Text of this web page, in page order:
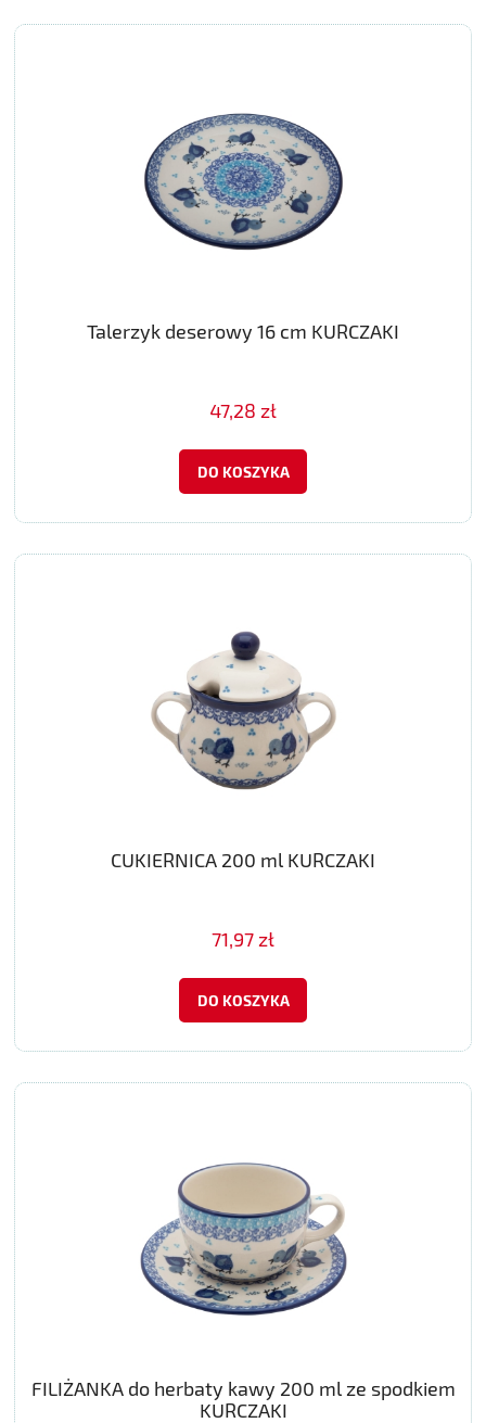
Talerzyk deserowy 16 cm KURCZAKI
47,28 zł
DO KOSZYKA
CUKIERNICA 200 ml KURCZAKI
71,97 zł
DO KOSZYKA
FILIŻANKA do herbaty kawy 200 ml ze spodkiem
KURCZAKI